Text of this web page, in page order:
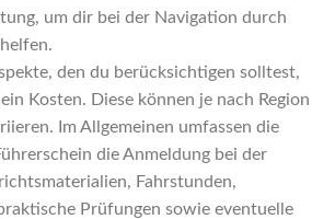
um dir bei der Navigation durch
den du berücksichtigen solltest,
Kosten. Diese können je nach Region
Im Allgemeinen umfassen die
die Anmeldung bei der
Fahrstunden,
Prüfungen sowie eventuelle